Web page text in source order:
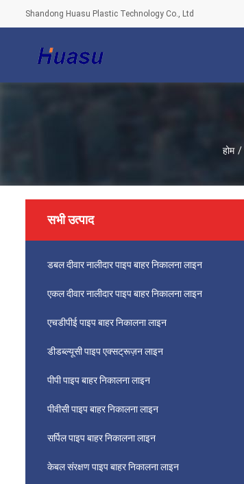
Shandong Huasu Plastic Technology Co., Ltd
होम /
सभी उत्पाद
डबल दीवार नालीदार पाइप बाहर निकालना लाइन
एकल दीवार नालीदार पाइप बाहर निकालना लाइन
एचडीपीई पाइप बाहर निकालना लाइन
डीडब्ल्यूसी पाइप एक्सट्रूज़न लाइन
पीपी पाइप बाहर निकालना लाइन
पीवीसी पाइप बाहर निकालना लाइन
सर्पिल पाइप बाहर निकालना लाइन
केबल संरक्षण पाइप बाहर निकालना लाइन